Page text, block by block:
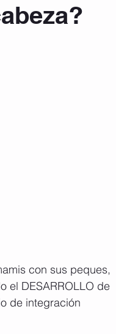
con sus peques,
el DESARROLLO de
de integración